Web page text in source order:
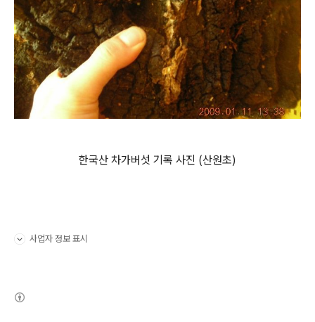
한국산 차가버섯 기록 사진 (산원초)
사업자 정보 표시